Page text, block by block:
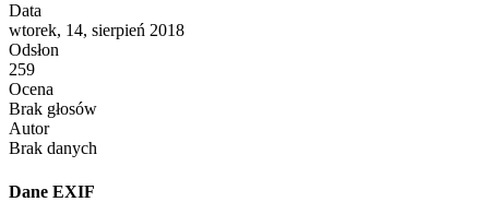
Data
wtorek, 14, sierpień 2018
Odsłon
259
Ocena
Brak głosów
Autor
Brak danych
Dane EXIF